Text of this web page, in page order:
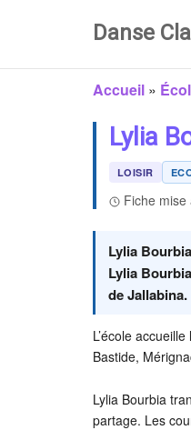
Danse
Accueil »
Lylia
LOISIR
Fiche
Lylia
Lylia
de Jallabina.
L’école
Bastide,
Lylia Bourbia
partage. Les